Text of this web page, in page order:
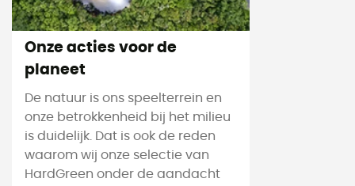
Onze acties voor de
planeet
De natuur is ons speelterrein en
onze betrokkenheid bij het milieu
is duidelijk. Dat is ook de reden
waarom wij onze selectie van
HardGreen onder de aandacht